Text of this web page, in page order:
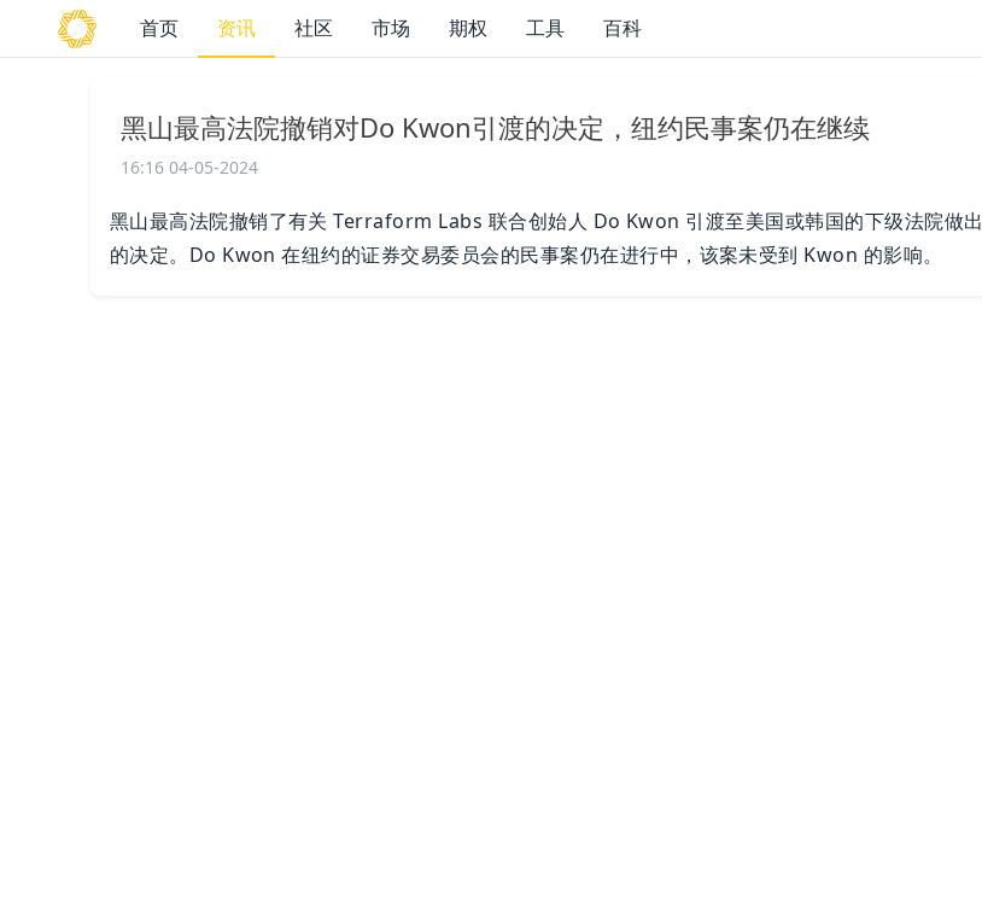
首页 资讯 社区 市场 期权 工具 百科
黑山最高法院撤销对Do Kwon引渡的决定，纽约民事案仍在继续
16:16 04-05-2024
黑山最高法院撤销了有关 Terraform Labs 联合创始人 Do Kwon 引渡至美国或韩国的下级法院做出
的决定。Do Kwon 在纽约的证券交易委员会的民事案仍在进行中，该案未受到 Kwon 的影响。